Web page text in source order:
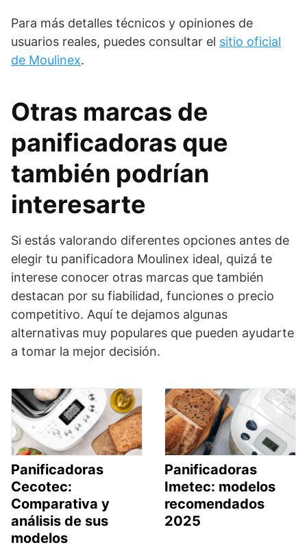
Para más detalles técnicos y opiniones de
usuarios reales, puedes consultar el sitio oficial
de Moulinex.
Otras marcas de
panificadoras que
también podrían
interesarte
Si estás valorando diferentes opciones antes de
elegir tu panificadora Moulinex ideal, quizá te
interese conocer otras marcas que también
destacan por su fiabilidad, funciones o precio
competitivo. Aquí te dejamos algunas
alternativas muy populares que pueden ayudarte
a tomar la mejor decisión.
Panificadoras
Cecotec:
Comparativa y
análisis de sus
modelos
Panificadoras
Imetec: modelos
recomendados
2025